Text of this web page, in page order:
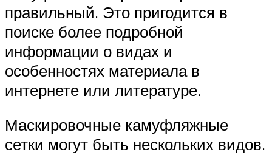
правильный. Это пригодится в
поиске более подробной
информации о видах и
особенностях материала в
интернете или литературе.
Маскировочные камуфляжные
сетки могут быть нескольких видов.